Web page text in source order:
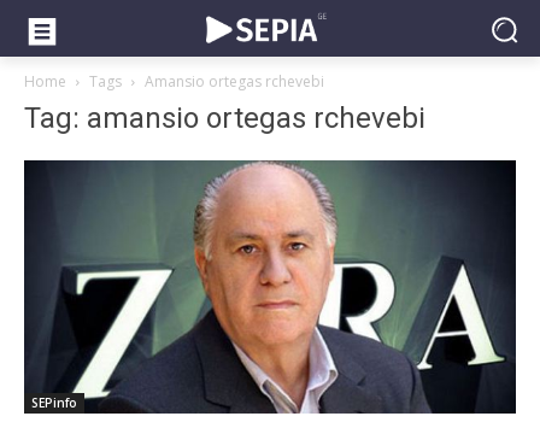
Home Tags Amansio ortegas rchevebi
Tag: amansio ortegas rchevebi
SEPinfo